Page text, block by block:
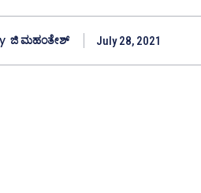
ಜಿ ಮಹಂತೇಶ್ July 28, 2021